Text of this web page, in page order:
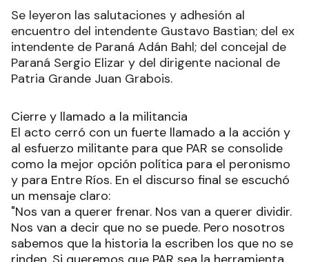
Se leyeron las salutaciones y adhesión al
encuentro del intendente Gustavo Bastian; del ex
intendente de Paraná Adán Bahl; del concejal de
Paraná Sergio Elizar y del dirigente nacional de
Patria Grande Juan Grabois.
Cierre y llamado a la militancia
El acto cerró con un fuerte llamado a la acción y
al esfuerzo militante para que PAR se consolide
como la mejor opción política para el peronismo
y para Entre Ríos. En el discurso final se escuchó
un mensaje claro:
"Nos van a querer frenar. Nos van a querer dividir.
Nos van a decir que no se puede. Pero nosotros
sabemos que la historia la escriben los que no se